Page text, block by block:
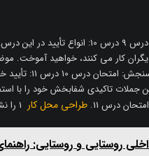
امتیاز کل فیلم درس 9 سنجش: امتحان درس
جملات تاکیدی شفابخش خود را با
طراحی محل کار
داخلی روستایی و روستایی: